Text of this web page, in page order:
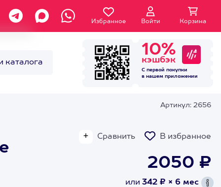
Избранное Войти Корзина
каталога
10%
кэшбэк
С первой покупки
в нашем приложении
Артикул: 2656
Сравнить В избранное
2050 ₽
или 342 ₽ × 6 мес